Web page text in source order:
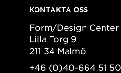
KONTAKTA OSS
Form/Design Center
Lilla Torg 9
211 34 Malmö
+46 (0)40-664 51 50